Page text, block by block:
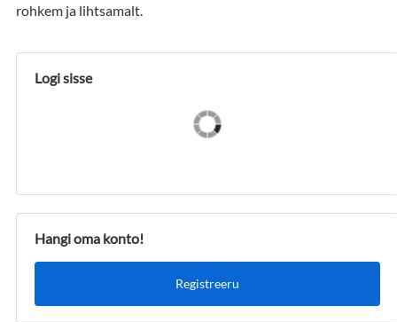
rohkem ja lihtsamalt.
Logi sisse
Hangi oma konto!
Registreeru